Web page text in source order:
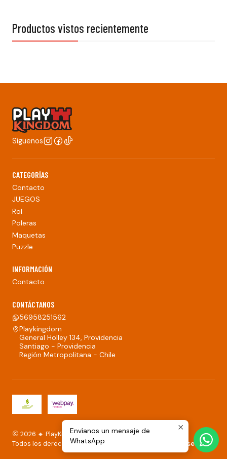
Productos vistos recientemente
Síguenos
CATEGORÍAS
Contacto
JUEGOS
Rol
Poleras
Maquetas
Puzzle
INFORMACIÓN
Contacto
CONTÁCTANOS
56958251562
Playkingdom
General Holley 134, Providencia
Santiago - Providencia
Región Metropolitana - Chile
2026 🔸 PlayKingdom.
Todos los derechos reservados.
Desarrollado por Jumpseller.
Envíanos un mensaje de
WhatsApp